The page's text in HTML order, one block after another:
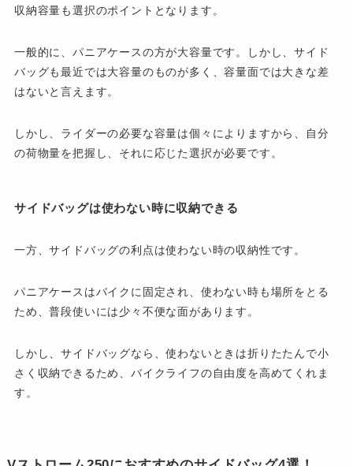
収納容量も選択のポイントとなります。
一般的に、パニアケースの方が大容量です。しかし、サイド
バッグも最近では大容量のものが多く、容量面では大きな差
はないと言えます。
しかし、ライダーの必要な容量は個々によりますから、自分
の荷物量を把握し、それに応じた選択が必要です。
サイドバッグは使わない時に収納できる
一方、サイドバッグの利点は使わない時の収納性です。
パニアケースはバイクに固定され、使わない時も場所をとる
ため、普段使いには少々不便な面があります。
しかし、サイドバッグなら、使わないときは折りたたんで小
さく収納できるため、バイクライフの自由度を高めてくれま
す。